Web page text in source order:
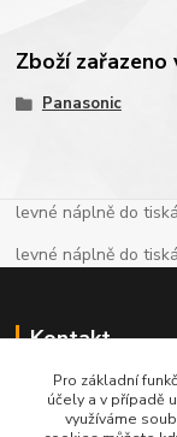
Zboží
Panasonic
levné náplně do
levné náplně do
Kontakt
+420 774 913
Pro základní
účely a v případě
využíváme